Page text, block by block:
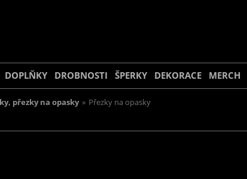
DOPLŇKY DROBNOSTI ŠPERKY DEKORACE MERCH
přezky na opasky » Přezky na opasky